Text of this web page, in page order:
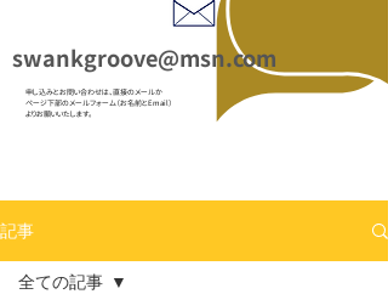
swankgroove@msn.com
​申し込みとお問い合わせは、直接のメールか
ページ下部のメールフォーム（お名前とEmail）
よりお願いいたします。
記事
全ての記事